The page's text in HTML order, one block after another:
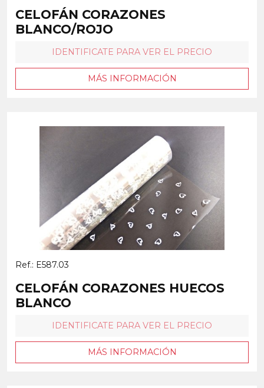
CELOFÁN CORAZONES
BLANCO/ROJO
IDENTIFICATE PARA VER EL PRECIO
MÁS INFORMACIÓN
Ref.: E587.03
CELOFÁN CORAZONES HUECOS
BLANCO
IDENTIFICATE PARA VER EL PRECIO
MÁS INFORMACIÓN